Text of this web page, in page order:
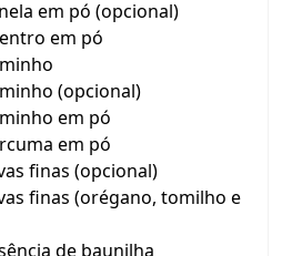
em pó (opcional)
em pó
(opcional)
em pó
em pó
finas (opcional)
finas (orégano, tomilho e
de baunilha